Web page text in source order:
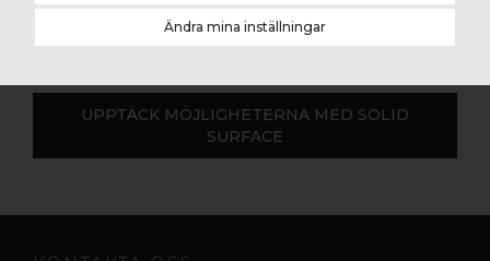
Ändra mina inställningar
LÄS MER OM NAMNBYTET PÅ HI-MACS
HEMSIDA
UPPTÄCK MÖJLIGHETERNA MED SOLID
SURFACE